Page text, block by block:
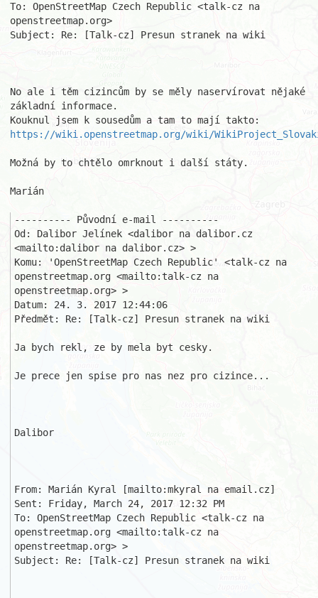
To: OpenStreetMap Czech Republic <talk-cz na
openstreetmap.org>
Subject: Re: [Talk-cz] Presun stranek na wiki
No ale i těm cizincům by se měly naservírovat nějaké
základní informace.
https://wiki.openstreetmap.org/wiki/
Možná by to chtělo omrknout i další státy.
Marián
---------- Původní e-mail ----------
Od: Dalibor Jelínek <dalibor na dalibor.cz
<mailto:dalibor na dalibor.cz> >
Komu: 'OpenStreetMap Czech Republic' <talk-cz na
openstreetmap.org <mailto:talk-cz na
openstreetmap.org> >
Datum: 24. 3. 2017 12:44:06
Předmět: Re: [Talk-cz] Presun stranek na wiki
Ja bych rekl, ze by mela byt cesky.
Je prece jen spise pro nas nez pro cizince...
Dalibor
From: Marián Kyral [mailto:mkyral na email.cz]
Sent: Friday, March 24, 2017 12:32 PM
To: OpenStreetMap Czech Republic <talk-cz na
openstreetmap.org <mailto:talk-cz na
openstreetmap.org> >
Subject: Re: [Talk-cz] Presun stranek na wiki